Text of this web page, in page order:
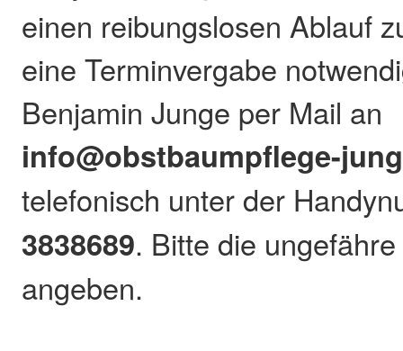
einen reibungslosen Ablauf
eine Terminvergabe
Benjamin Junge per Mail an
info@obstbaumpflege-
telefonisch unter der
3838689. Bitte die
angeben.